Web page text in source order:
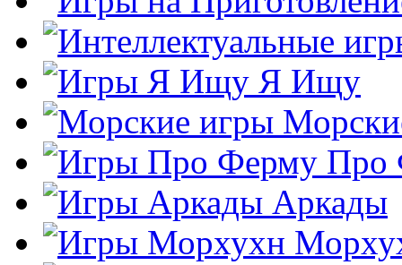
Я Ищу
Про
Аркады